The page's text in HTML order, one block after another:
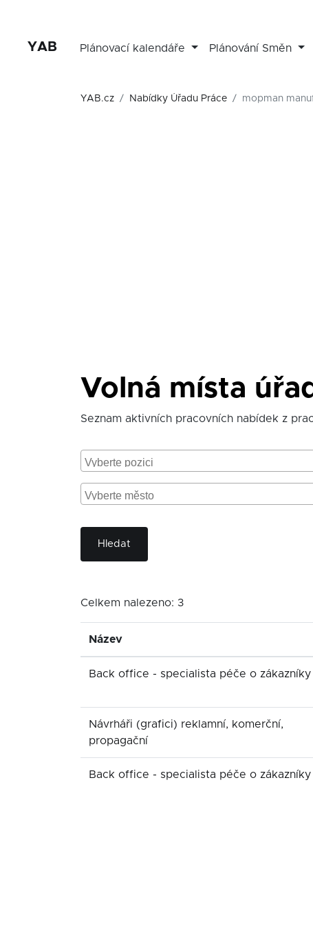
YAB Plánovací kalendáře Plánování Směn
YAB.cz Nabídky Úřadu Práce mopman
Volná místa
Seznam aktivních pracovních nabídek z
Hledat
Celkem nalezeno: 3
Název
Back office - specialista péče o zákazníky
Návrháři (grafici) reklamní, komerční,
propagační
Back office - specialista péče o zákazníky